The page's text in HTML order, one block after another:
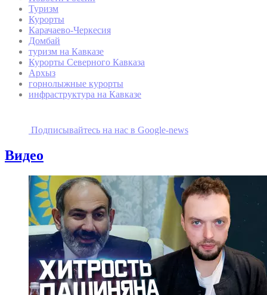
Туризм
Курорты
Карачаево-Черкесия
Домбай
туризм на Кавказе
Курорты Северного Кавказа
Архыз
горнолыжные курорты
инфраструктура на Кавказе
Подписывайтесь на наc в Google-news
Видео